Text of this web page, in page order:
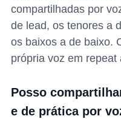
compartilhadas por
de lead, os tenores a
os baixos a de baixo.
própria voz em repeat
Posso
e de prática por